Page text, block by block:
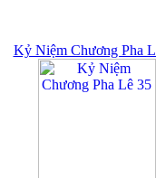
Kỷ Niệm Chương Pha